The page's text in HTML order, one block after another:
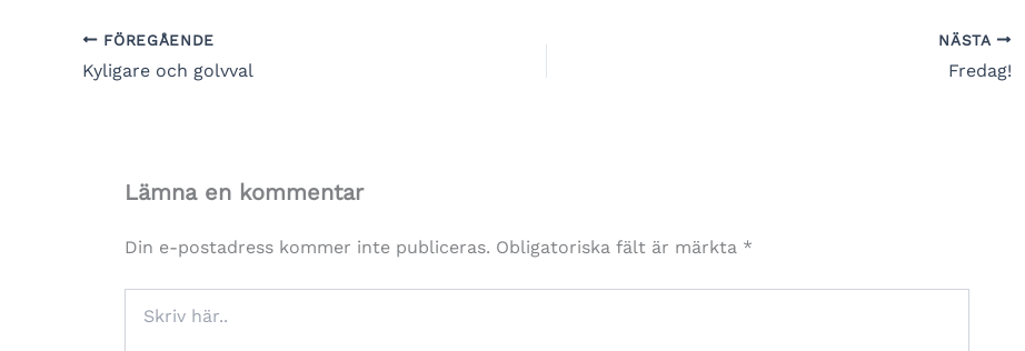
FÖREGÅENDE
Kyligare och golvval
NÄSTA
Fredag!
Lämna en kommentar
Din e-postadress kommer inte publiceras. Obligatoriska fält är märkta *
här..